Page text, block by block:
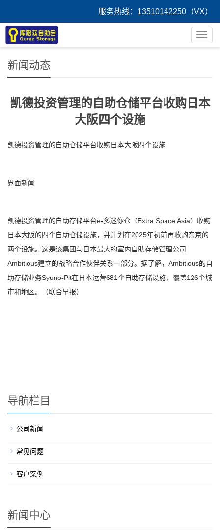
服务热线：13510142250（VX）
导
航
您的位置：首 页
新闻动态
凯德投资管理的自助仓储平台收购日本
大阪四个设施
凯德投资管理的自助仓储平台收购日本大阪四个设施
界面新闻
凯德投资管理的自助存储平台e-多迷你仓（Extra Space Asia）收购
日本大阪的四个自助仓储设施，并计划在2025年初前再收购东京的
两个设施。这是该集团与日本最大的室内自助存储管理公司
Ambitious建立的战略合作伙伴关系一部分。据了解， Ambitious的自
助存储业务Syuno-Pit在日本运营681 个自助存储设施，覆盖126个城
市和地区。（联合早报）
导航栏目
公司新闻
常见问题
客户案例
新闻中心